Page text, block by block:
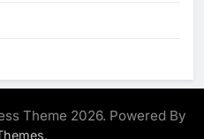
Theme 2026. Powered By
.